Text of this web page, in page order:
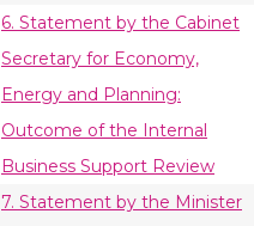
6. Statement by the Cabinet
Secretary for Economy,
Energy and Planning:
Outcome of the Internal
Business Support Review
7. Statement by the Minister